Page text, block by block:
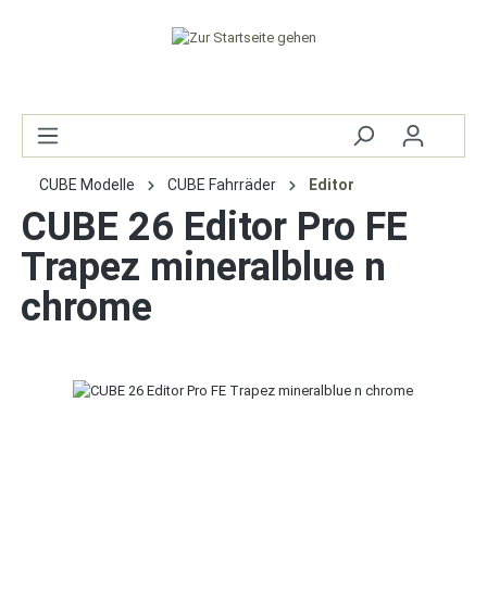
CUBE Modelle CUBE Fahrräder Editor
CUBE 26 Editor Pro FE
Trapez mineralblue n
chrome